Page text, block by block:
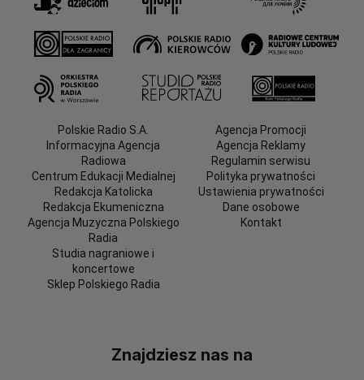
Polskie Radio S.A.
Informacyjna Agencja
Radiowa
Centrum Edukacji Medialnej
Redakcja Katolicka
Redakcja Ekumeniczna
Agencja Muzyczna Polskiego
Radia
Studia nagraniowe i
koncertowe
Sklep Polskiego Radia
Agencja Promocji
Agencja Reklamy
Regulamin serwisu
Polityka prywatności
Ustawienia prywatności
Dane osobowe
Kontakt
Znajdziesz nas na